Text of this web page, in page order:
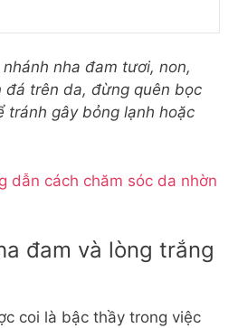
nha đam tươi, non,
đá trên da, đừng quên bọc
tránh gây bỏng lạnh hoặc
dẫn cách chăm sóc da nhờn
đam và lòng trắng
coi là bậc thầy trong việc